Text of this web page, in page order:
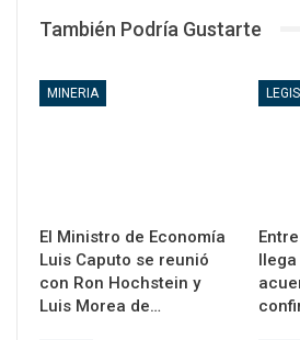
También Podría Gustarte
MINERIA
El Ministro de Economía
Luis Caputo se reunió
con Ron Hochstein y
Luis Morea de…